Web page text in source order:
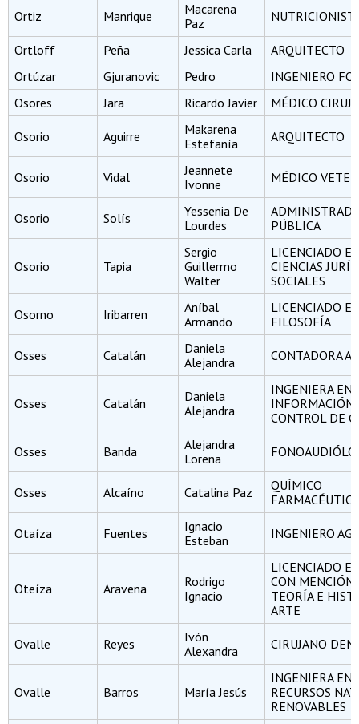
Ortiz Manrique
Macarena
Paz
Ortloff Peña Jessica Carla
ARQUITECTO
Ortúzar
Gjuranovic Pedro
INGENIERO
Osores
Jara Ricardo Javier MÉDICO
Osorio Aguirre
Makarena
Estefanía
ARQUITECTO
Osorio Vidal
Jeannete
Ivonne
MÉDICO
Osorio Solís
Yessenia De
Lourdes
PÚBLICA
Osorio Tapia
Sergio
Guillermo
Walter
LICENCIADO
CIENCIAS
SOCIALES
Osorno Iribarren
Aníbal
Armando
LICENCIADO
FILOSOFÍA
Osses Catalán
Daniela
Alejandra
CONTADORA
Osses Catalán
Daniela
Alejandra
INGENIERA EN
INFORMACIÓN
CONTROL DE
Osses Banda
Alejandra
Lorena
Osses Alcaíno Catalina Paz
QUÍMICO
Otaíza Fuentes
Ignacio
Esteban
INGENIERO
Oteíza Aravena
Rodrigo
Ignacio
LICENCIADO
CON MENCIÓN
TEORÍA E
ARTE
Ovalle Reyes
Ivón
Alexandra
CIRUJANO
Ovalle Barros María Jesús
INGENIERA EN
RECURSOS
RENOVABLES